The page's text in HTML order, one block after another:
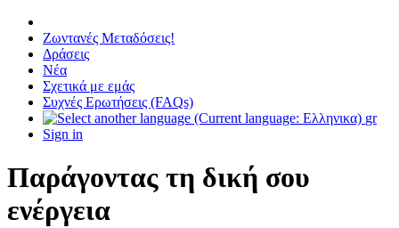
Ζωντανές Μεταδόσεις!
Δράσεις
Νέα
Σχετικά με εμάς
Συχνές Ερωτήσεις (FAQs)
gr
Sign in
Παράγοντας τη δική σου
ενέργεια